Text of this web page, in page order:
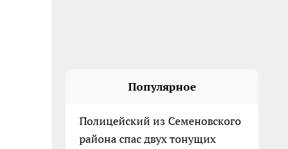
Популярное
Полицейский из Семеновского
района спас двух тонущих